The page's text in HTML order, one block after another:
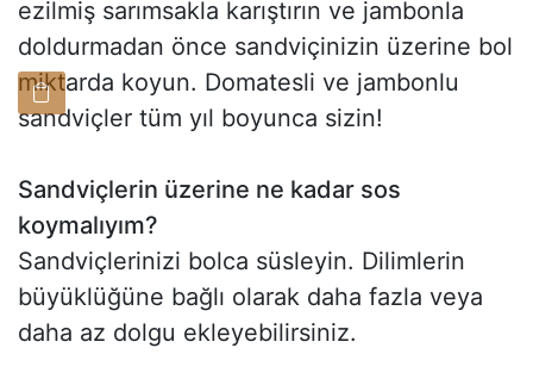
ezilmiş sarımsakla karıştırın ve jambonla
doldurmadan önce sandviçinizin üzerine bol
miktarda koyun. Domatesli ve jambonlu
sandviçler tüm yıl boyunca sizin!
Sandviçlerin üzerine ne kadar sos
koymalıyım?
Sandviçlerinizi bolca süsleyin. Dilimlerin
büyüklüğüne bağlı olarak daha fazla veya
daha az dolgu ekleyebilirsiniz.